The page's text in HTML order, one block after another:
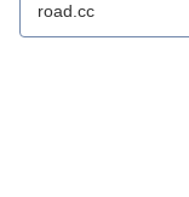
road.cc